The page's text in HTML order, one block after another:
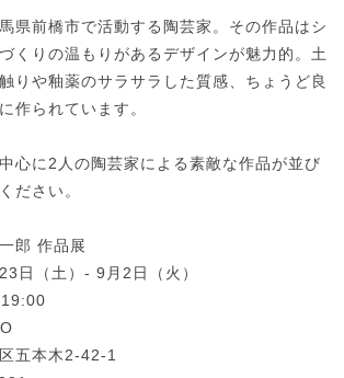
県前橋市で活動する陶芸家。その作品はシ
くりの温もりがあるデザインが魅力的。土
りや釉薬のサラサラした質感、ちょうど良
作られています。
心に2人の陶芸家による素敵な作品が並び
ださい。
郎 作品展
日（土）- 9月2日（火）
五本木2-42-1